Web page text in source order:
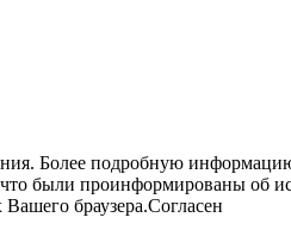
Более подробную
были проинформированы об
браузера.Согласен